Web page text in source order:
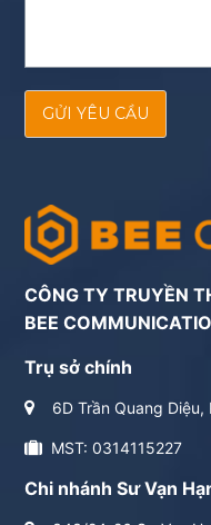
GỬI YÊU CẦU
CÔNG TY TRUYỀN
BEE
Trụ sở chính
6D Trần Quang Diệu,
MST: 0314115227
Chi nhánh Sư Vạn